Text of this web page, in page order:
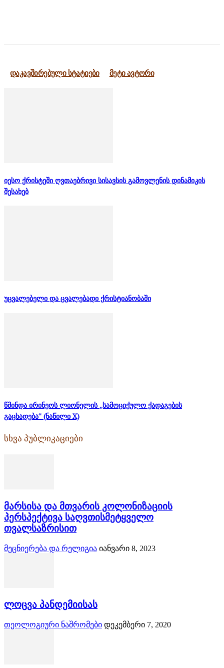
დაკავშირებული სტატიები მეტი ავტორი
იესო ქრისტეში ღვთაებრივი სისავსის გამოვლენის დინამიკის
შესახებ
უცვალებელი და ცვალებადი ქრისტიანობაში
წმინდა ირინეოს ლიონელის „სამოციქულო ქადაგების
გაცხადება“ (ნაწილი X)
სხვა პუბლიკაციები
მარსისა და მთვარის კოლონიზაციის
პერსპექტივა საღვთისმეტყველო
თვალსაზრისით
მეცნიერება და რელიგია იანვარი 8, 2023
ლოცვა პანდემიისას
თეოლოგიური ნაშრომები დეკემბერი 7, 2020